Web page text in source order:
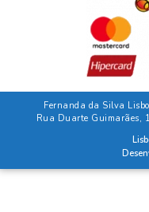
Fernanda da Silva
Rua Duarte